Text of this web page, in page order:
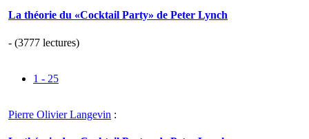
La théorie du «Cocktail Party» de Peter Lynch
- (3777 lectures)
1 - 25
Pierre Olivier Langevin :